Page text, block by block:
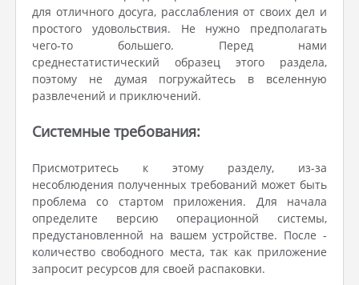
для отличного досуга, расслабления от своих дел и
простого удовольствия. Не нужно предполагать
чего-то большего. Перед нами
среднестатистический образец этого раздела,
поэтому не думая погружайтесь в вселенную
развлечений и приключений.
Системные требования:
Присмотритесь к этому разделу, из-за
несоблюдения полученных требований может быть
проблема со стартом приложения. Для начала
определите версию операционной системы,
предустановленной на вашем устройстве. После -
количество свободного места, так как приложение
запросит ресурсов для своей распаковки.